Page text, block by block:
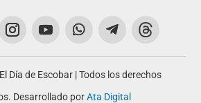
Día de Escobar | Todos los derechos
Desarrollado porAta Digital